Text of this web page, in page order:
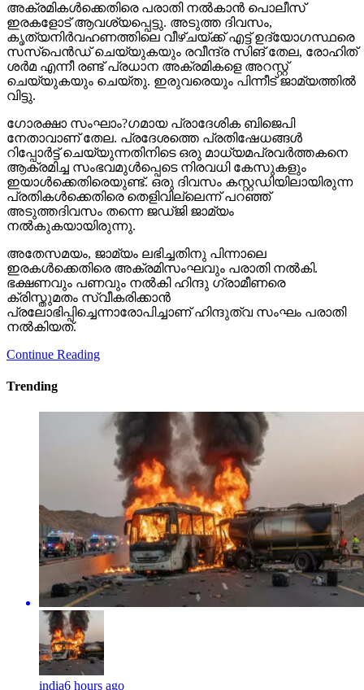
അക്രമികള്‍ക്കെതിരെ പരാതി നല്‍കാന്‍ പൊലീസ്
ഇരകളോട് ആവശ്യപ്പെട്ടു. അടുത്ത ദിവസം,
കൃത്യനിര്‍വഹണത്തിലെ വീഴ്ചയ്ക്ക് എട്ട് ഉദ്യോഗസ്ഥരെ
സസ്‌പെന്‍ഡ് ചെയ്യുകയും രവീന്ദ്ര സിങ് തേല, രോഹിത്
ശര്‍മ എന്നീ രണ്ട് പ്രധാന അക്രമികളെ അറസ്റ്റ്
ചെയ്യുകയും ചെയ്തു. ഇരുവരെയും പിന്നീട് ജാമ്യത്തില്‍
വിട്ടു.
ഗോരക്ഷാ സംഘാം?ഗമായ പ്രാദേശിക ബിജെപി
നേതാവാണ് തേല. പ്രദേശത്തെ പ്രതിഷേധങ്ങള്‍
റിപ്പോര്‍ട്ട് ചെയ്യുന്നതിനിടെ ഒരു മാധ്യമപ്രവര്‍ത്തകനെ
ആക്രമിച്ച സംഭവമുള്‍പ്പെടെ നിരവധി കേസുകളും
ഇയാള്‍ക്കെതിരെയുണ്ട്. ഒരു ദിവസം കസ്റ്റഡിയിലായിരുന്ന
പ്രതികള്‍ക്കെതിരെ തെളിവില്ലെന്ന് പറഞ്ഞ്
അടുത്തദിവസം തന്നെ ജഡ്ജി ജാമ്യം
നല്‍കുകയായിരുന്നു.
അതേസമയം, ജാമ്യം ലഭിച്ചതിനു പിന്നാലെ
ഇരകള്‍ക്കെതിരെ അക്രമിസംഘവും പരാതി നല്‍കി.
ഭക്ഷണവും പണവും നല്‍കി ഹിന്ദു ഗ്രാമീണരെ
ക്രിസ്തുമതം സ്വീകരിക്കാന്‍
പ്രലോഭിപ്പിച്ചെന്നാരോപിച്ചാണ് ഹിന്ദുത്വ സംഘം പരാതി
നല്‍കിയത്.
Continue Reading
Trending
india6 hours ago